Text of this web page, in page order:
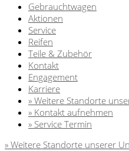
Gebrauchtwagen
Aktionen
Service
Reifen
Teile & Zubehör
Kontakt
Engagement
Karriere
» Weitere Standorte
» Kontakt aufnehmen
» Service Termin
» Weitere Standorte unserer